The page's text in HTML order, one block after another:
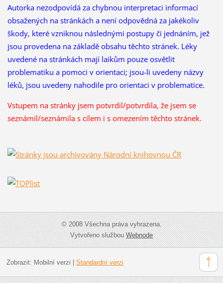
Autorka nezodpovídá za chybnou interpretaci informací
obsažených na stránkách a není odpovědná za jakékoliv
škody, které vzniknou následnými postupy či jednáním, jež
jsou provedena na základě obsahu těchto stránek. Léky
uvedené na stránkách mají laikům pouze osvětlit
problematiku a pomoci v orientaci; jsou-li uvedeny názvy
léků, jsou uvedeny nahodile pro orientaci v problematice.
Vstupem na stránky jsem potvrdil/potvrdila, že jsem se
seznámil/seznámila s cílem i s omezením těchto stránek.
© 2008 Všechna práva vyhrazena.
Vytvořeno službouWebnode
Zobrazit: Mobilní verzi Standardní verzi